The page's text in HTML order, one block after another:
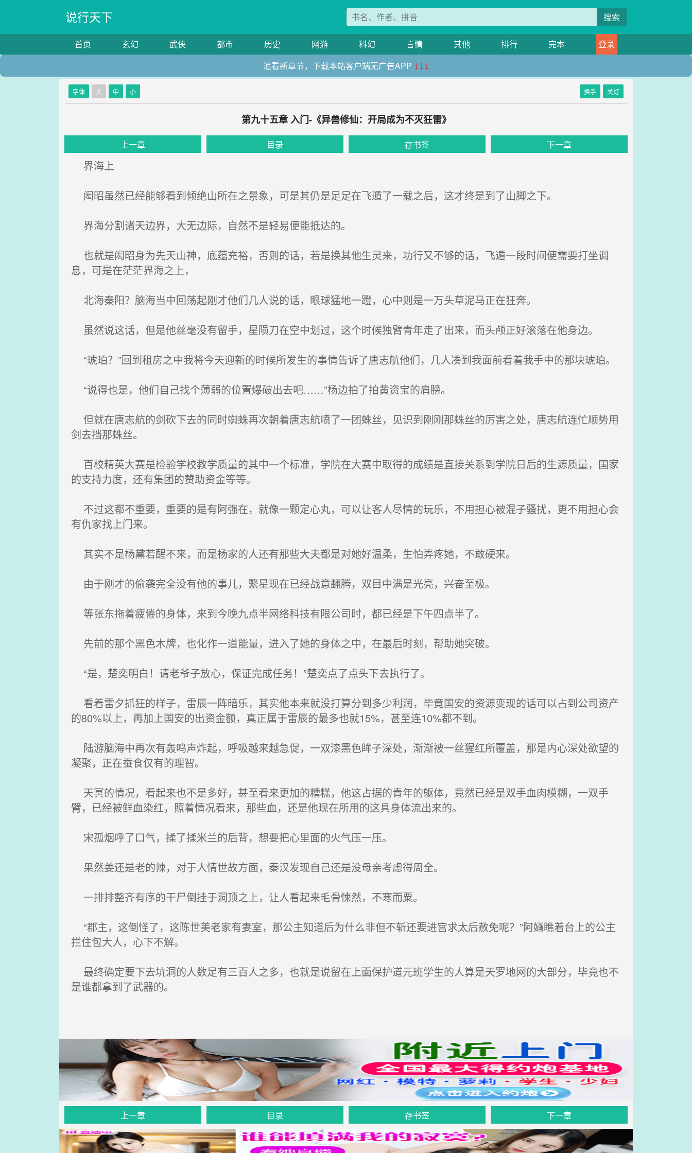
说行天下 搜索
首页 玄幻 武侠 都市 历史 网游 科幻 言情 其他 排行 完本
登录
追看新章节，下载本站客户端无广告APP ↓↓↓
字体 大 中 小 换手 关灯
第九十五章 入门-《异兽修仙：开局成为不灭狂雷》
上一章 目录 存书签 下一章
界海上
闳昭虽然已经能够看到倾绝山所在之景象，可是其仍是足足在飞遁了一载之后，这才终是到了山脚之下。
界海分割诸天边界，大无边际，自然不是轻易便能抵达的。
也就是闳昭身为先天山神，底蕴充裕，否则的话，若是换其他生灵来，功行又不够的话，飞遁一段时间便需要打坐调
息，可是在茫茫界海之上，
北海秦阳？脑海当中回荡起刚才他们几人说的话，眼球猛地一蹬，心中则是一万头草泥马正在狂奔。
虽然说这话，但是他丝毫没有留手，星陨刀在空中划过，这个时候独臂青年走了出来，而头颅正好滚落在他身边。
“琥珀？”回到租房之中我将今天迎新的时候所发生的事情告诉了唐志航他们，几人凑到我面前看着我手中的那块琥珀。
“说得也是，他们自己找个薄弱的位置爆破出去吧……”杨边拍了拍黄资宝的肩膀。
但就在唐志航的剑砍下去的同时蜘蛛再次朝着唐志航喷了一团蛛丝，见识到刚刚那蛛丝的厉害之处，唐志航连忙顺势用
剑去挡那蛛丝。
百校精英大赛是检验学校教学质量的其中一个标准，学院在大赛中取得的成绩是直接关系到学院日后的生源质量，国家
的支持力度，还有集团的赞助资金等等。
不过这都不重要，重要的是有阿强在，就像一颗定心丸，可以让客人尽情的玩乐，不用担心被混子骚扰，更不用担心会
有仇家找上门来。
其实不是杨黛若醒不来，而是杨家的人还有那些大夫都是对她好温柔，生怕弄疼她，不敢硬来。
由于刚才的偷袭完全没有他的事儿，繁星现在已经战意翻腾，双目中满是光亮，兴奋至极。
等张东拖着疲倦的身体，来到今晚九点半网络科技有限公司时，都已经是下午四点半了。
先前的那个黑色木牌，也化作一道能量，进入了她的身体之中，在最后时刻，帮助她突破。
“是，楚奕明白！请老爷子放心，保证完成任务！”楚奕点了点头下去执行了。
看着雷夕抓狂的样子，雷辰一阵暗乐，其实他本来就没打算分到多少利润，毕竟国安的资源变现的话可以占到公司资产
的80%以上，再加上国安的出资金额，真正属于雷辰的最多也就15%，甚至连10%都不到。
陆游脑海中再次有轰鸣声炸起，呼吸越来越急促，一双漆黑色眸子深处，渐渐被一丝猩红所覆盖，那是内心深处欲望的
凝聚，正在蚕食仅有的理智。
天冥的情况，看起来也不是多好，甚至看来更加的糟糕，他这占据的青年的躯体，竟然已经是双手血肉模糊，一双手
臂，已经被鲜血染红，照着情况看来，那些血，还是他现在所用的这具身体流出来的。
宋孤烟呼了口气，揉了揉米兰的后背，想要把心里面的火气压一压。
果然姜还是老的辣，对于人情世故方面，秦汉发现自己还是没母亲考虑得周全。
一排排整齐有序的干尸倒挂于洞顶之上，让人看起来毛骨悚然，不寒而粟。
“郡主，这倒怪了，这陈世美老家有妻室，那公主知道后为什么非但不斩还要进宫求太后赦免呢？”阿婳瞧着台上的公主
拦住包大人，心下不解。
最终确定要下去坑洞的人数足有三百人之多，也就是说留在上面保护道元班学生的人算是天罗地网的大部分，毕竟也不
是谁都拿到了武器的。
上一章 目录 存书签 下一章